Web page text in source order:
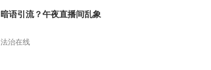
暗语引流？午夜直播间乱象
法治在线